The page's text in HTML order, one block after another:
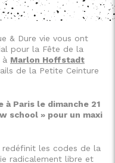
& Dure vie vous ont
pour la Fête de la
à Marlon Hoffstadt
de la Petite Ceinture
à Paris le dimanche 21
school » pour un maxi
les codes de la
radicalement libre et